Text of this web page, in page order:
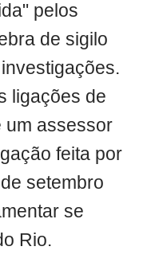
pelos
de sigilo
ligações de
um assessor
feita por
setembro
se
Rio.